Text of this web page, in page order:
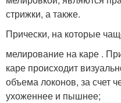
стрижки, а также.
Прически, на которые
мелирование на каре .
каре происходит
объема локонов, за счет
ухоженнее и пышнее;